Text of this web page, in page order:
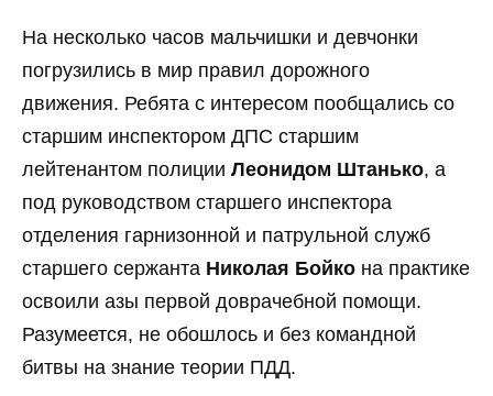
На несколько часов мальчишки и девчонки
погрузились в мир правил дорожного
движения. Ребята с интересом пообщались со
старшим инспектором ДПС старшим
лейтенантом полиции Леонидом Штанько, а
под руководством старшего инспектора
отделения гарнизонной и патрульной служб
старшего сержанта Николая Бойко на практике
освоили азы первой доврачебной помощи.
Разумеется, не обошлось и без командной
битвы на знание теории ПДД.